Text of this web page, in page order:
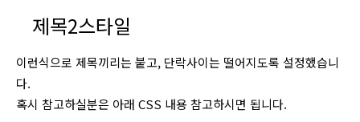
제목2스타일
이런식으로 제목끼리는 붙고, 단락사이는 떨어지도록 설정했습니
다.
혹시 참고하실분은 아래 CSS 내용 참고하시면 됩니다.